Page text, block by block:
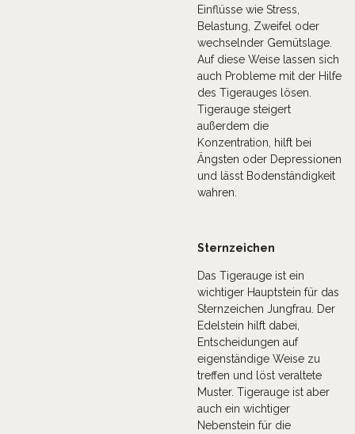
Einflüsse wie Stress,
Belastung, Zweifel oder
wechselnder Gemütslage.
Auf diese Weise lassen sich
auch Probleme mit der Hilfe
des Tigerauges lösen.
Tigerauge steigert
außerdem die
Konzentration, hilft bei
Ängsten oder Depressionen
und lässt Bodenständigkeit
wahren.
Sternzeichen
Das Tigerauge ist ein
wichtiger Hauptstein für das
Sternzeichen Jungfrau. Der
Edelstein hilft dabei,
Entscheidungen auf
eigenständige Weise zu
treffen und löst veraltete
Muster. Tigerauge ist aber
auch ein wichtiger
Nebenstein für die